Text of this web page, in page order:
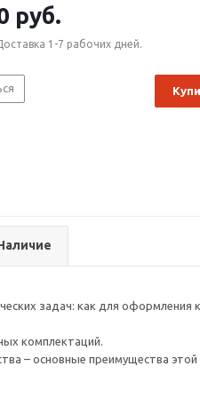
руб.
1-7 рабочих дней.
задач: как для оформления
комплектаций.
– основные преимущества этой